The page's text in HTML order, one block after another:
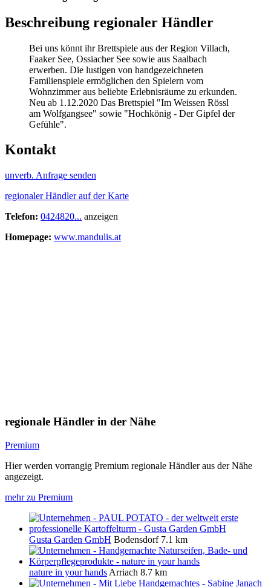
Beschreibung regionaler Händler
Bei uns könnt ihr Brettspiele aus der Region Villach,
Faaker See, Ossiacher See sowie aus Saalbach
erwerben. Die lustigen von handgezeichneten
Familienspiele ermöglichen den Spielern vom
Wohnzimmer aus beliebte Erlebnisräume zu erkunden.
Neu ab 1.12.2020 Das Brettspiel "Im Weissen Rössl
am Wolfgangsee" sowie "Hochkönig - Der Gipfel der
Gefühle".
Kontakt
unverb. Anfrage senden
regionaler Händler auf der Karte
Telefon: 0424820... anzeigen
Homepage: www.mandulis.at
regionale Händler in der Nähe
Premium
Hier werden vorrangig Premium regionale Händler aus der Nähe
angezeigt.
mehr zu Premium
Gusta Garden GmbH Bodensdorf 7.1 km
nature in your hands Arriach 8.7 km